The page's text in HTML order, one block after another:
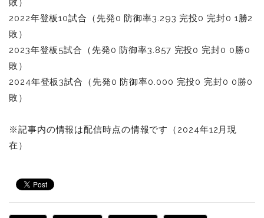
敗）
2022年登板10試合（先発0 防御率3.293 完投0 完封0 1勝2
敗）
2023年登板5試合（先発0 防御率3.857 完投0 完封0 0勝0
敗）
2024年登板3試合（先発0 防御率0.000 完投0 完封0 0勝0
敗）
※記事内の情報は配信時点の情報です（2024年12月現
在）